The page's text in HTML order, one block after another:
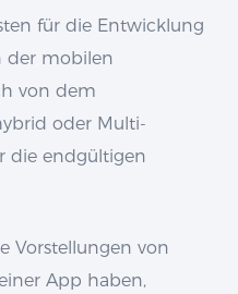
für die Entwicklung
der mobilen
von dem
oder Multi-
die endgültigen
Vorstellungen von
App haben,